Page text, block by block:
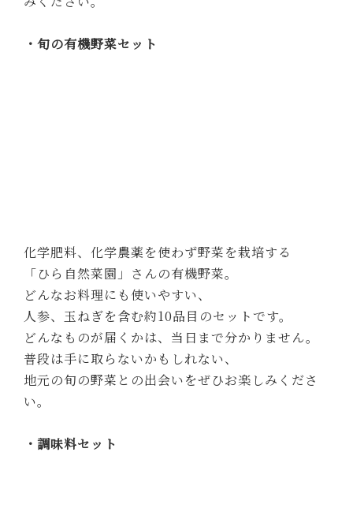
どんなお料理にも使いやすい、
どんなものが届くかは、当日まで分かりません。
調味料セットをご用意いたします。
この他、旅の途中で地元のものを買い足したり、
お気に入りのものを持参したり、
ご自身でアレンジしてご用意ください。
＜内容＞
砂糖、塩、酢、醤油、料理酒、オリーブオイル、
サラダ油
ブラックペッパー、粗塩
その他